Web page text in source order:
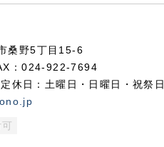
桑野5丁目15-6
：024-922-7694
休日：土曜日・日曜日・祝祭日